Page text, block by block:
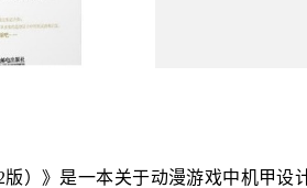
》是一本关于动漫游戏中机甲设